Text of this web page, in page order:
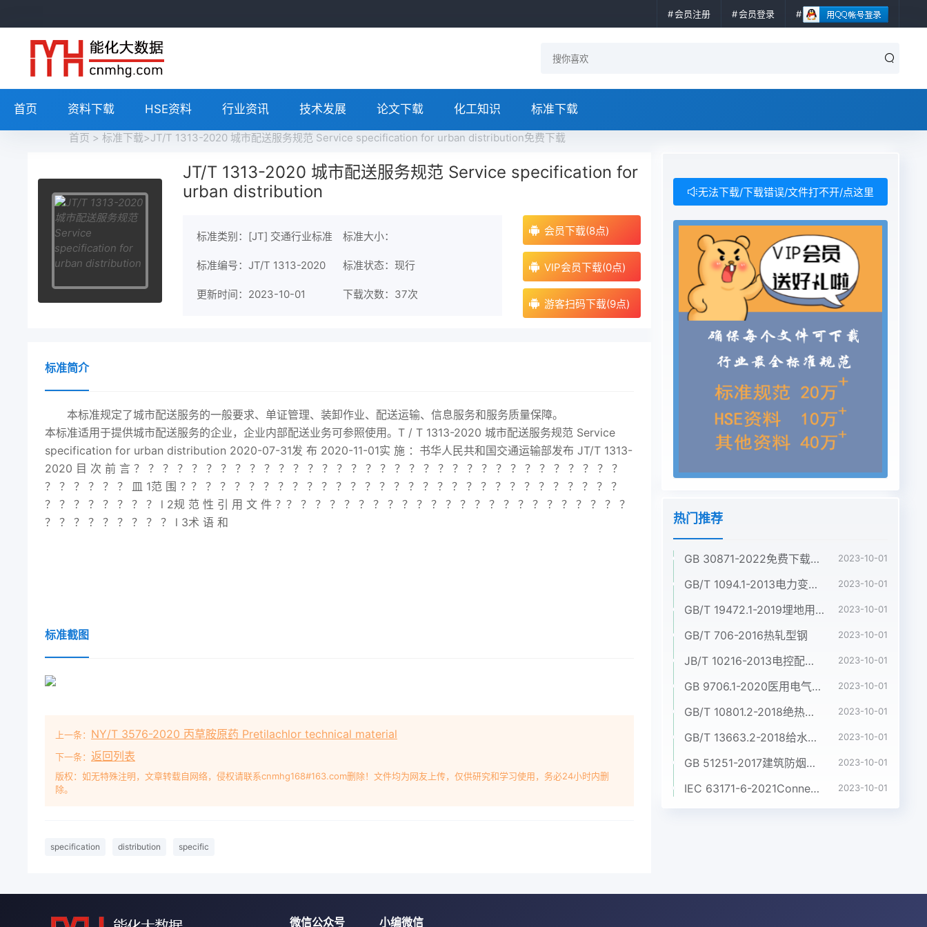
会员注册 会员登录
首页 资料下载 HSE资料 行业资讯 技术发展 论文下载 化工知识 标准下载
首页 > 标准下载>JT/T 1313-2020 城市配送服务规范 Service specification for urban distribution免费下载
JT/T 1313-2020 城市配送服务规范 Service specification for
urban distribution
标准类别：[JT] 交通行业标准 标准大小：
标准编号：JT/T 1313-2020 标准状态：现行
更新时间：2023-10-01 下载次数： 37次
会员下载(8点)
VIP会员下载(0点)
游客扫码下载(9点)
标准简介
本标准规定了城市配送服务的一般要求、单证管理、装卸作业、配送运输、信息服务和服务质量保障。
本标准适用于提供城市配送服务的企业，企业内部配送业务可参照使用。T / T 1313-2020 城市配送服务规范 Service
specification for urban distribution 2020-07-31发 布 2020-11-01实 施 ：书华人民共和国交通运输部发布 JT/T 1313-
2020 目 次 前 言 ？ ？ ？ ？ ？ ？ ？ ？ ？ ？ ？ ？ ？ ？ ？ ？ ？ ？ ？ ？ ？ ？ ？ ？ ？ ？ ？ ？ ？ ？ ？ ？ ？ ？
？ ？ ？ ？ ？ ？ 皿 1范 围 ？？ ？ ？ ？ ？ ？ ？ ？ ？ ？ ？ ？ ？ ？ ？ ？ ？ ？ ？ ？ ？ ？ ？ ？ ？ ？ ？ ？ ？ ？
？ ？ ？ ？ ？ ？ ？ ？ l 2规 范 性 引 用 文 件 ？？ ？ ？ ？ ？ ？ ？ ？ ？ ？ ？ ？ ？ ？ ？ ？ ？ ？ ？ ？ ？ ？ ？ ？
？ ？ ？ ？ ？ ？ ？ ？ ？ l 3术 语 和
标准截图
上一条： NY/T 3576-2020 丙草胺原药 Pretilachlor technical material
下一条： 返回列表
版权：如无特殊注明，文章转载自网络，侵权请联系cnmhg168#163.com删除！文件均为网友上传，仅供研究和学习使用，务必24小时内删
除。
specification distribution specific
无法下载/下载错误/文件打不开/点这里
热门推荐
GB 30871-2022免费下载危险化学品企业特殊作业安全规范 2023-10-01
GB/T 1094.1-2013电力变压器 第1部分:总则 2023-10-01
GB/T 19472.1-2019埋地用聚乙烯(PE)结构壁管道系统 第1部分:聚乙烯双壁波纹管材 2023-10-01
GB/T 706-2016热轧型钢 2023-10-01
JB/T 10216-2013电控配电用电缆桥架 2023-10-01
GB 9706.1-2020医用电气设备 第1部分:基本安全和基本性能的通用要求 2023-10-01
GB/T 10801.2-2018绝热用挤塑聚苯乙烯泡沫塑料(XPS) 2023-10-01
GB/T 13663.2-2018给水用聚乙烯(PE)管道系统 第2部分:管材 2023-10-01
GB 51251-2017建筑防烟排烟系统技术标准 2023-10-01
IEC 63171-6-2021Connectors for electrical and electronic equipment - Part 6: Detail specification for 2-way and 4-way (data/power), shielded, free and fixed connectors for power and data transmission with frequencies up to 600 MHz 2023-10-01
微信公众号 小编微信